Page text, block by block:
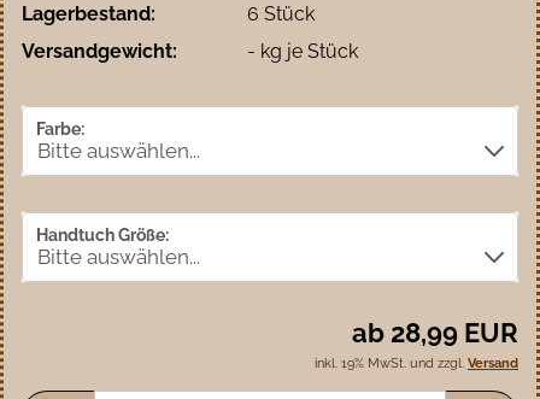
Lagerbestand: 6 Stück
Versandgewicht:
- kg je Stück
Farbe:
Handtuch Größe:
ab 28,99 EUR
inkl. 19% MwSt. und zzgl. Versand